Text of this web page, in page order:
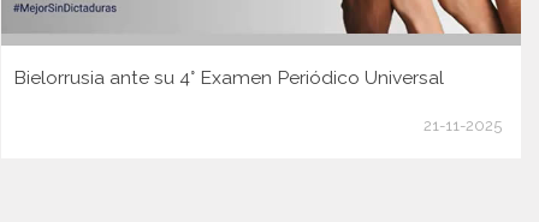
Bielorrusia ante su 4° Examen Periódico Universal
21-11-2025